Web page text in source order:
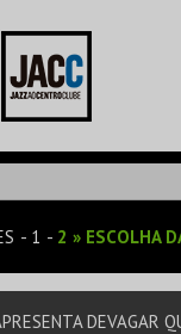
1 2 » ESCOLHA
DEVAGAR